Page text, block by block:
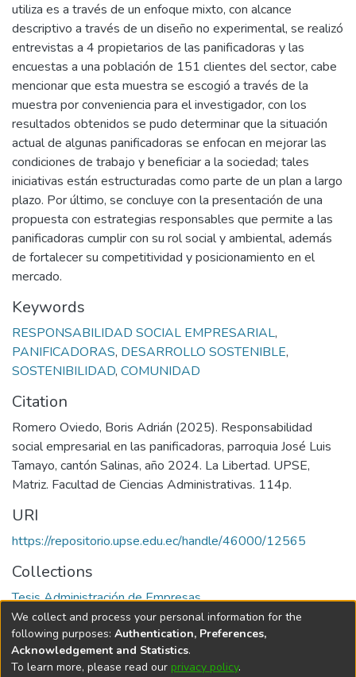
utiliza es a través de un enfoque mixto, con alcance
descriptivo a través de un diseño no experimental, se realizó
entrevistas a 4 propietarios de las panificadoras y las
encuestas a una población de 151 clientes del sector, cabe
mencionar que esta muestra se escogió a través de la
muestra por conveniencia para el investigador, con los
resultados obtenidos se pudo determinar que la situación
actual de algunas panificadoras se enfocan en mejorar las
condiciones de trabajo y beneficiar a la sociedad; tales
iniciativas están estructuradas como parte de un plan a largo
plazo. Por último, se concluye con la presentación de una
propuesta con estrategias responsables que permite a las
panificadoras cumplir con su rol social y ambiental, además
de fortalecer su competitividad y posicionamiento en el
mercado.
Keywords
RESPONSABILIDAD SOCIAL EMPRESARIAL,
PANIFICADORAS, DESARROLLO SOSTENIBLE,
SOSTENIBILIDAD, COMUNIDAD
Citation
Romero Oviedo, Boris Adrián (2025). Responsabilidad
social empresarial en las panificadoras, parroquia José Luis
Tamayo, cantón Salinas, año 2024. La Libertad. UPSE,
Matriz. Facultad de Ciencias Administrativas. 114p.
URI
https://repositorio.upse.edu.ec/handle/46000/12565
Collections
Tesis Administración de Empresas
Full item page
We collect and process your personal information for the
following purposes: Authentication, Preferences,
Acknowledgement and Statistics.
To learn more, please read our privacy policy.